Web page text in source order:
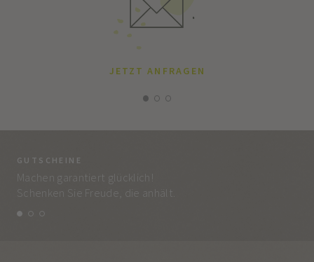
JETZT ANFRAGEN
GUTSCHEINE
Machen garantiert glücklich!
Schenken Sie Freude, die anhält.